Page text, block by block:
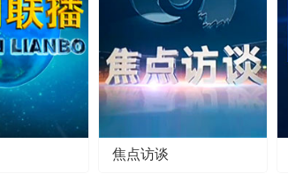
焦点访谈